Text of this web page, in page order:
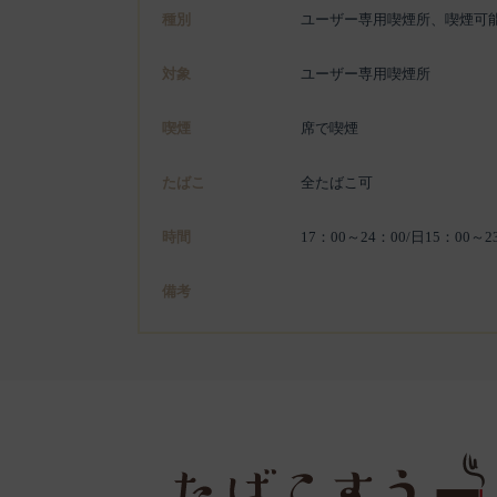
種別 ユーザー専用喫煙所、喫煙可
対象 ユーザー専用喫煙所
喫煙 席で喫煙
たばこ 全たばこ可
時間 17：00～24：00/日15：00～
備考